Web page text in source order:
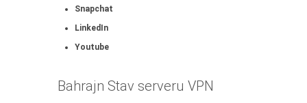
Snapchat
LinkedIn
Youtube
Bahrajn Stav serveru VPN